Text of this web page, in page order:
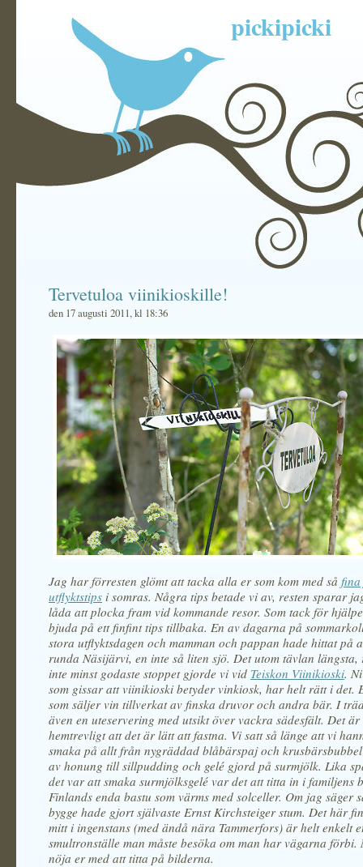
pickipicki
Tervetuloa viinikioskille!
den 17 augusti 2011, kl 18:36
Jag har förresten glömt att tacka alla er som kom med så fina
utflyktstips i somras. Några tips betade vi av, resten sparar
låda att plocka fram vid kommande resor. Som tack för
bjuda på ett finfint tips tillbaka. En av dagarna på
stora utflyktsdagen och mamman och pappan hade hittat på
runda Näsijärvi, en inte så liten sjö. Det utom tävlan längsta,
inte minst godaste stoppet gjorde vi vid Teiskon Viinikioski.
som gissar att viinikioski betyder vinkiosk, har helt rätt i det.
som säljer vin tillverkat av finska druvor och andra bär. I
även en uteservering med utsikt över vackra sädesfält. Det
hemtrevligt att det är lätt att fastna. Vi satt så länge att vi
smaka på allt från nygräddad blåbärspaj och krusbärsbubbel
av honung till sillpudding och gelé gjord på surmjölk. Lika
det var att smaka surmjölksgelé var det att titta in i familjens
Finlands enda bastu som värms med solceller. Om jag säger
bygge hade gjort självaste Ernst Kirchsteiger stum. Det här
mitt i ingenstans (med ändå nära Tammerfors) är helt enkelt
smultronställe man måste besöka om man har vägarna
nöja er med att titta på bilderna.